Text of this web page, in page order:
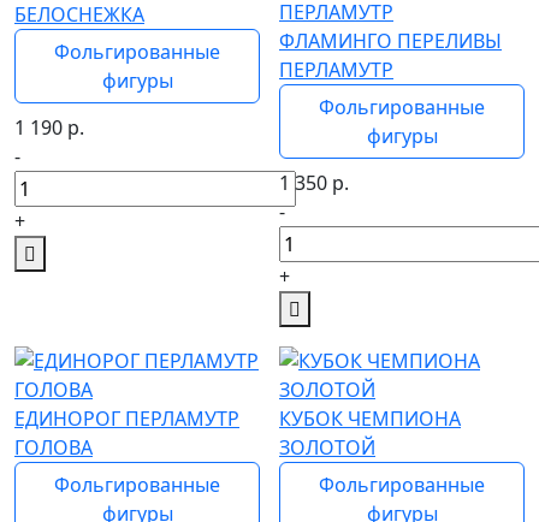
БЕЛОСНЕЖКА
Фольгированные
фигуры
1 190 р.
-
+
ФЛАМИНГО ПЕРЕЛИВЫ
ПЕРЛАМУТР
Фольгированные
фигуры
1 350 р.
-
+
ЕДИНОРОГ ПЕРЛАМУТР
ГОЛОВА
Фольгированные
фигуры
КУБОК ЧЕМПИОНА
ЗОЛОТОЙ
Фольгированные
фигуры